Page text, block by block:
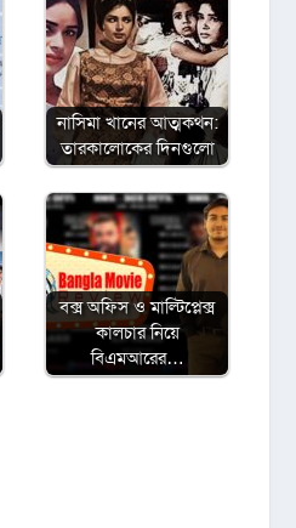
নাসিমা খানের আত্মকথন:
তারকালোকের দিনগুলো
বক্স অফিস ও মাল্টিপ্লেক্স
কালচার নিয়ে
বিএমআরের…